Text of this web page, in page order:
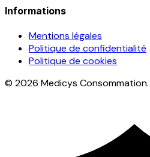
Informations
Mentions légales
Politique de confidentialité
Politique de cookies
© 2026 Medicys